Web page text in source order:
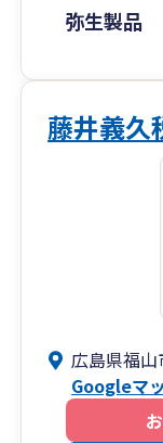
弥生製品
藤井義久
広島県福
Googleマ